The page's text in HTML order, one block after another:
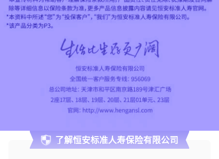
了解恒安标准人寿保险有限公司